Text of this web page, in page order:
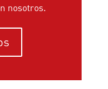
nosotros.